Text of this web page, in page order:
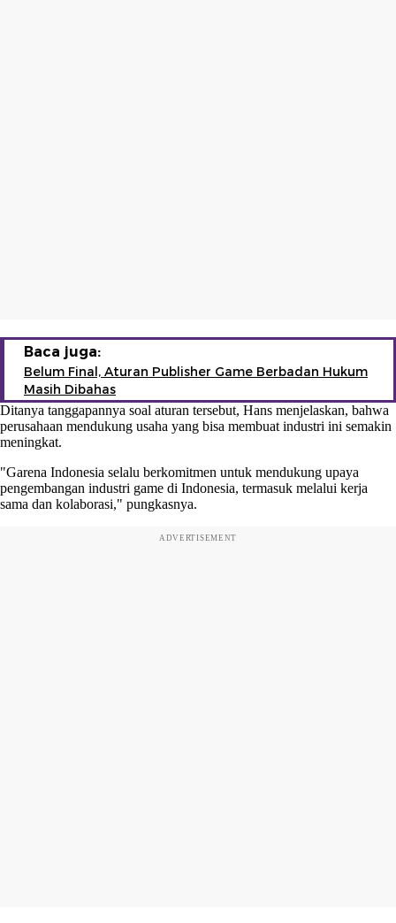
Baca juga:
Belum Final, Aturan Publisher Game Berbadan Hukum
Masih Dibahas
Ditanya tanggapannya soal aturan tersebut, Hans menjelaskan, bahwa
perusahaan mendukung usaha yang bisa membuat industri ini semakin
meningkat.
"Garena Indonesia selalu berkomitmen untuk mendukung upaya
pengembangan industri game di Indonesia, termasuk melalui kerja
sama dan kolaborasi," pungkasnya.
ADVERTISEMENT